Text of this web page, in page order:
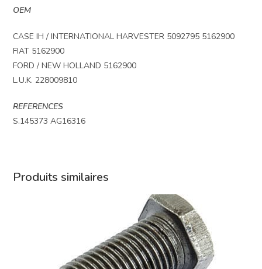
OEM
CASE IH / INTERNATIONAL HARVESTER 5092795 5162900
FIAT 5162900
FORD / NEW HOLLAND 5162900
L.U.K. 228009810
REFERENCES
S.145373 AG16316
Produits similaires